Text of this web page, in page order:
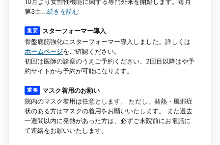
第3土...続きを読む
重 要
スターフォーマー導入
骨盤底筋強化にスターフォーマー導入しました。詳しくは
ホームページをご確認ください。
初回は医師の診察のうえご予約ください。2回目以降はや予
約サイトから予約が可能になります。
重 要
マスク着用のお願い
院内のマスク着用は任意とします。 ただし、発熱・風邪症
状のある方はマスクの着用をお願いいたします。 また過去
一週間以内に発熱があった方は、必ずご来院前にお電話に
て連絡をお願いいたします。